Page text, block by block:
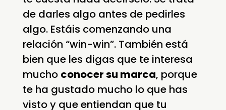
de darles algo antes de pedirles
algo. Estáis comenzando una
relación “win-win”. También está
bien que les digas que te interesa
mucho conocer su marca, porque
te ha gustado mucho lo que has
visto y que entiendan que tu